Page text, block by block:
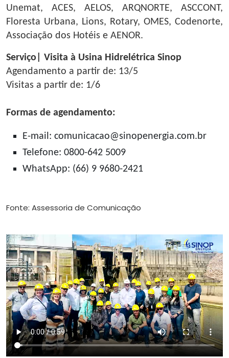
Unemat, ACES, AELOS, ARQNORTE, ASCCONT,
Floresta Urbana, Lions, Rotary, OMES, Codenorte,
Associação dos Hotéis e AENOR.
Serviço| Visita à Usina Hidrelétrica Sinop
Agendamento a partir de: 13/5
Visitas a partir de: 1/6
Formas de agendamento:
E-mail: comunicacao@sinopenergia.com.br
Telefone: 0800-642 5009
WhatsApp: (66) 9 9680-2421
Fonte: Assessoria de Comunicação